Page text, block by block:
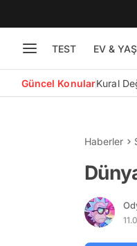
TEST EV &
Güncel KonularKural
Haberler